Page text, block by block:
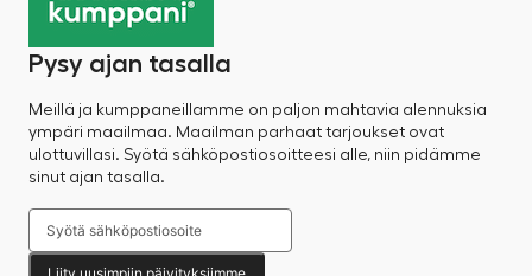
Pysy ajan tasalla
Meillä ja kumppaneillamme on paljon mahtavia alennuksia
ympäri maailmaa. Maailman parhaat tarjoukset ovat
ulottuvillasi. Syötä sähköpostiosoitteesi alle, niin pidämme
sinut ajan tasalla.